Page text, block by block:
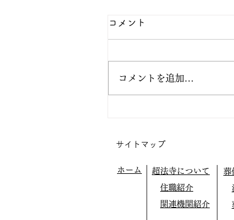
コメント
コメントを追加…
サイトマップ
ホーム
超法寺について
住職紹介
関連機関紹介
葬